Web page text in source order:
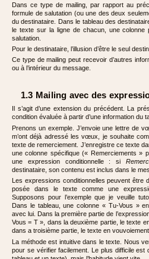
Dans ce type de mailing, par rapport au
formule de salutation (ou une des deux
du destinataire. Dans le tableau des
le texte sur la ligne de chacun, une colonne
salutation.
Pour le destinataire, l’illusion d’être le seul
Ce type de mailing peut recevoir d’autres
ou à l’intérieur du message.
1.3 Mailing avec des
Il s’agit d’une extension du précédent. La
condition évaluée à partir d’une information du
Prenons un exemple. J’envoie une lettre de
m’ont déjà adressé les vœux, je souhaite
texte de remerciement. J’enregistre ce texte
une colonne spécifique (« Remerciements »
une expression conditionnelle : si
destinataire, son contenu est inclus dans le
Les expressions conditionnelles peuvent être
posée dans le texte comme une
Supposons pour l’exemple que je veuille
Dans le tableau, une colonne « Tu-Vous »
avec lui. Dans la première partie de
Vous = T », dans la deuxième partie, le texte
dans a troisième partie, le texte en
La méthode est intuitive dans le texte. Nous
pour se vérifier facilement. Le plus difficile